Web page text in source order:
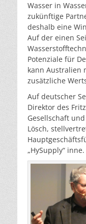
Wasser in
zukünftige
deshalb eine
Auf der einen
Potenziale für
kann Australien
zusätzliche
Auf deutscher
Direktor des
Gesellschaft
Lösch,
„HySupply“ inne.